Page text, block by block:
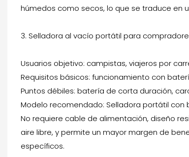
húmedos como secos, lo que se traduce en
3. Selladora al vacío portátil para
Usuarios objetivo: campistas, viajeros por
Requisitos básicos: funcionamiento con
Puntos débiles: batería de corta duración,
Modelo recomendado: Selladora portátil
No requiere cable de alimentación, diseño
aire libre, y permite un mayor margen de
específicos.